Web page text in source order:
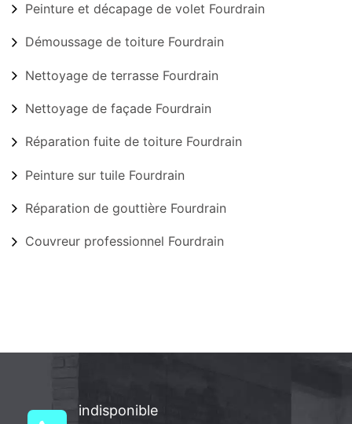
Peinture et décapage de volet Fourdrain
Démoussage de toiture Fourdrain
Nettoyage de terrasse Fourdrain
Nettoyage de façade Fourdrain
Réparation fuite de toiture Fourdrain
Peinture sur tuile Fourdrain
Réparation de gouttière Fourdrain
Couvreur professionnel Fourdrain
indisponible